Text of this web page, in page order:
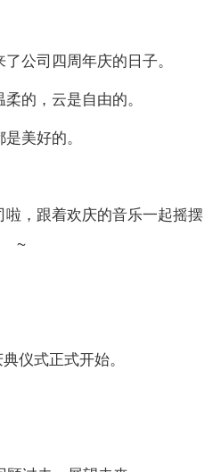
公司四周年庆的日子。
的，云是自由的。
美好的。
，跟着欢庆的音乐一起摇摆
~
仪式正式开始。